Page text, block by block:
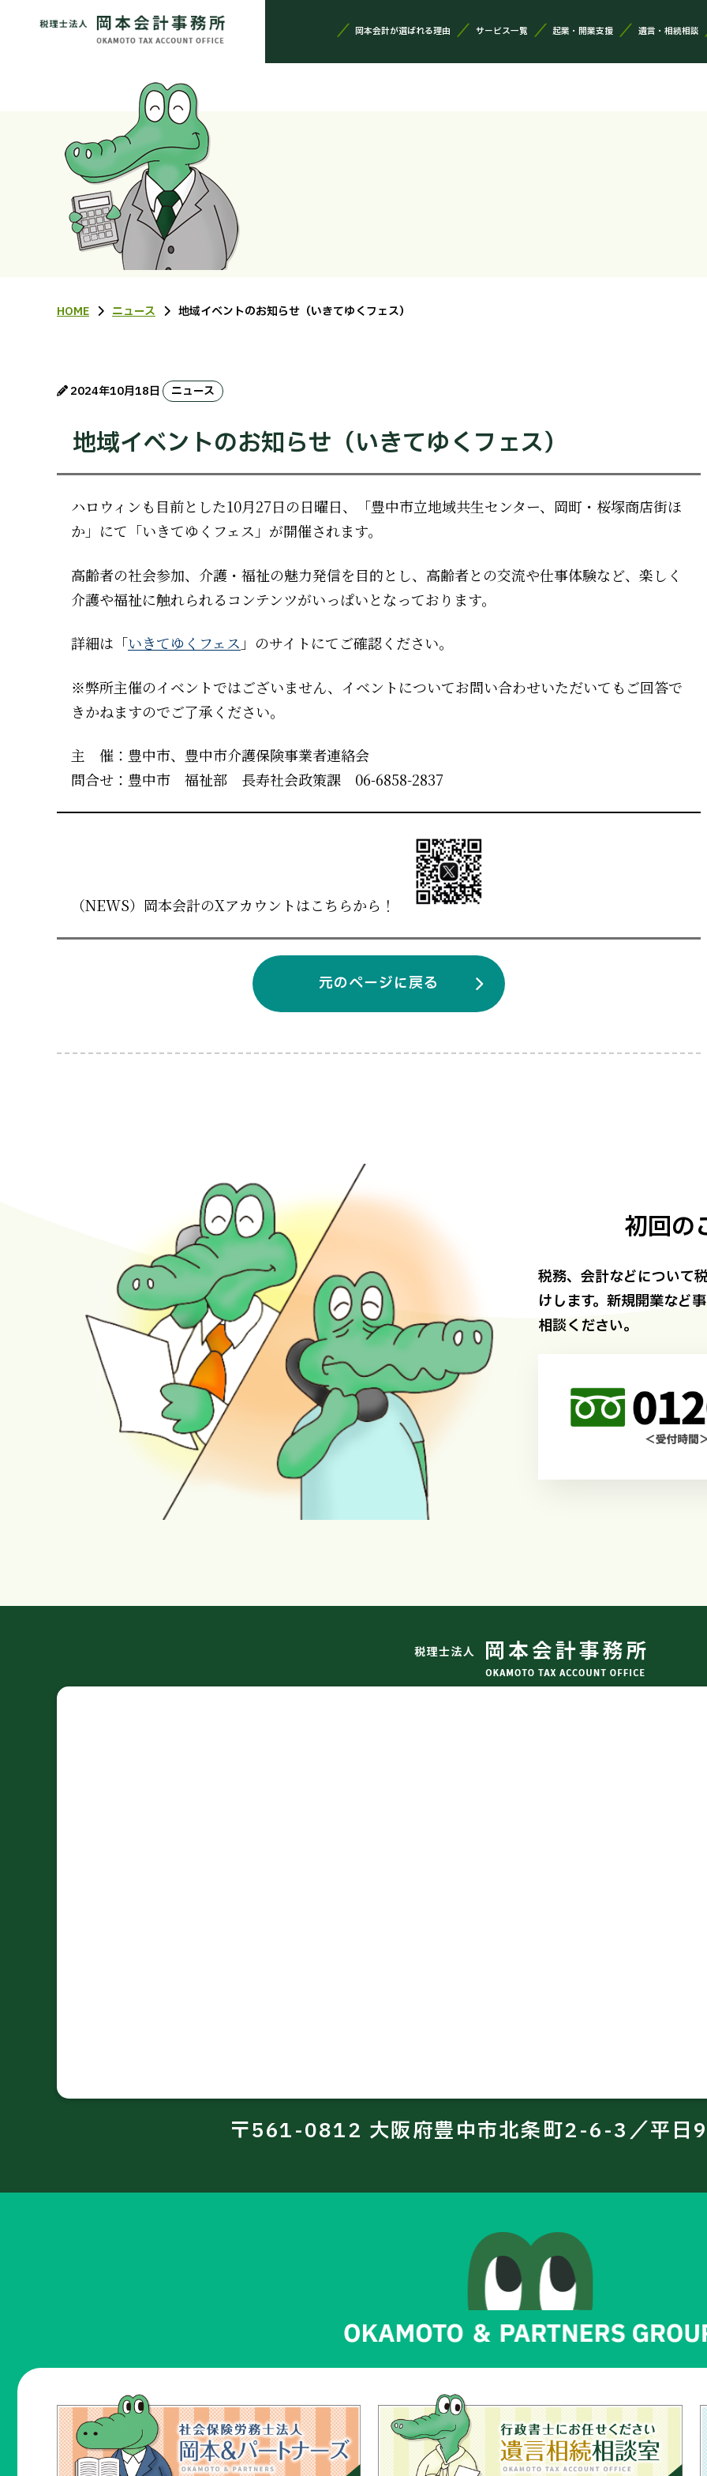
岡本会計が選ばれる理由 サービス一覧 起業・開業支援 遺言・相続相談
HOME ニュース 地域イベントのお知らせ（いきてゆくフェス）
2024年10月18日 ニュース
地域イベントのお知らせ（いきてゆくフェス）
ハロウィンも目前とした10月27日の日曜日、「豊中市立地域共生センター、岡町・桜塚商店街ほ
か」にて「いきてゆくフェス」が開催されます。
高齢者の社会参加、介護・福祉の魅力発信を目的とし、高齢者との交流や仕事体験など、楽しく
介護や福祉に触れられるコンテンツがいっぱいとなっております。
詳細は「いきてゆくフェス 」のサイトにてご確認ください。
※弊所主催のイベントではございません、イベントについてお問い合わせいただいてもご回答で
きかねますのでご了承ください。
主 催：豊中市、豊中市介護保険事業者連絡会
問合せ：豊中市 福祉部 長寿社会政策課 06-6858-2837
（NEWS）岡本会計のXアカウントはこちらから！
元のページに戻る
初回の
税務、会計などについて
けします。新規開業など
相談ください。
〒561-0812 大阪府豊中市北条町2-6-3／平